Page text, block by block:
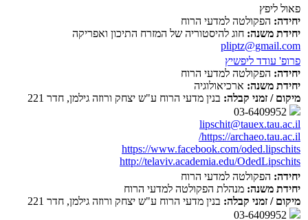
פאול ליפץ
יחידה: הפקולטה למדעי הרוח
יחידת משנה: חוג להיסטוריה של המזרח התיכון ואפריקה
pliptz@gmail.com
פרופ' עודד ליפשיץ
יחידה: הפקולטה למדעי הרוח
יחידת משנה: ארכיאולוגיה
מיקום / זמני קבלה: בנין מדעי הרוח ע"ש יצחק ורוזה גילמן, חדר 221
lipschit@tauex.tau.ac.il
https://archaeo.tau.ac.il/
https://www.facebook.com/oded.lipschits
http://telaviv.academia.edu/OdedLipschits
יחידה: הפקולטה למדעי הרוח
יחידת משנה: מנהלת הפקולטה למדעי הרוח
מיקום / זמני קבלה: בנין מדעי הרוח ע"ש יצחק ורוזה גילמן, חדר 221